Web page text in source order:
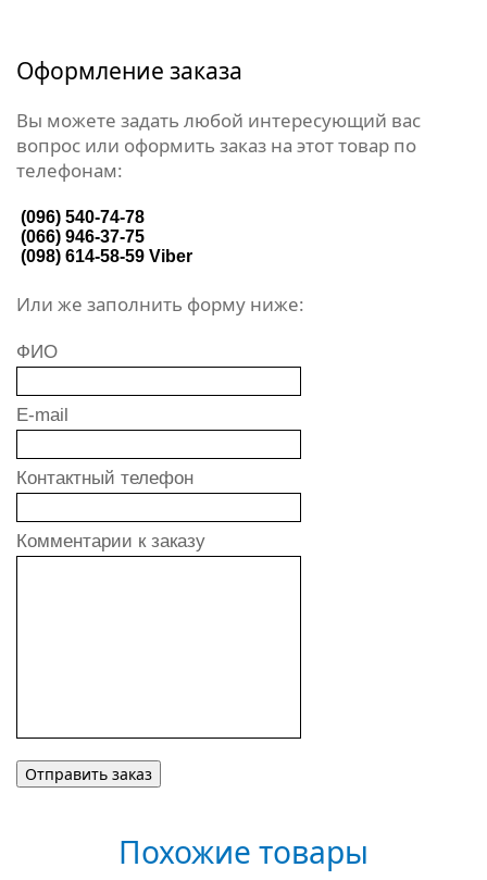
Оформление заказа
Вы можете задать любой интересующий вас
вопрос или оформить заказ на этот товар по
телефонам:
(096) 540-74-78
(066) 946-37-75
(098) 614-58-59 Viber
Или же заполнить форму ниже:
ФИО
E-mail
Контактный телефон
Комментарии к заказу
Похожие товары